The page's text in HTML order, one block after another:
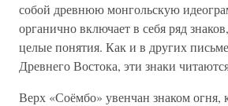
собой древнюю монгольскую
органично включает в себя ряд
целые понятия. Как и в других
Древнего Востока, эти знаки
Верх «Соёмбо» увенчан знаком огня,